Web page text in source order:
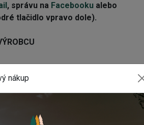
, správu na Facebooku alebo
tlačidlo vpravo dole).
nákup